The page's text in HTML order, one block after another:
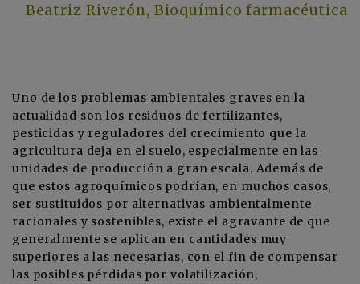
Beatriz Riverón, Bioquímico farmacéutica
Uno de los problemas ambientales graves en la
actualidad son los residuos de fertilizantes,
pesticidas y reguladores del crecimiento que la
agricultura deja en el suelo, especialmente en las
unidades de producción a gran escala. Además de
que estos agroquímicos podrían, en muchos casos,
ser sustituidos por alternativas ambientalmente
racionales y sostenibles, existe el agravante de que
generalmente se aplican en cantidades muy
superiores a las necesarias, con el fin de compensar
las posibles pérdidas por volatilización,